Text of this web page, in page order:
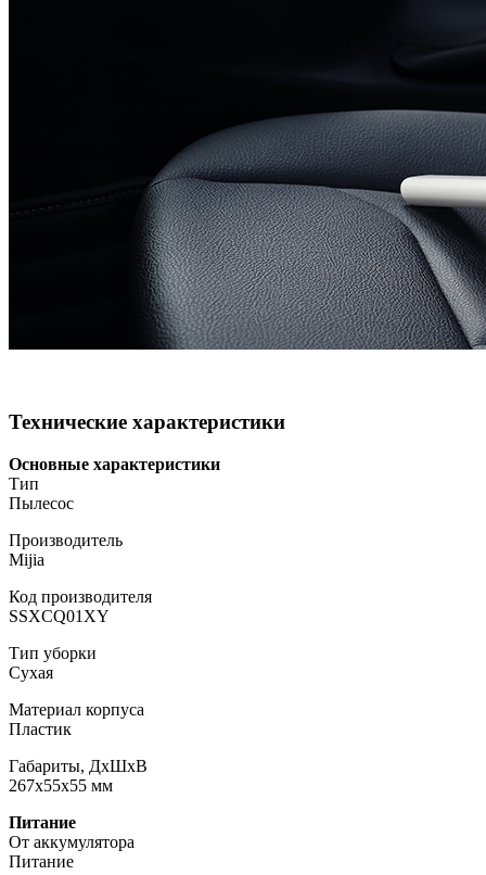
Технические характеристики
Основные характеристики
Тип
Пылесос
Производитель
Mijia
Код производителя
SSXCQ01XY
Тип уборки
Сухая
Материал корпуса
Пластик
Габариты, ДхШхВ
267x55x55 мм
Питание
От аккумулятора
Питание